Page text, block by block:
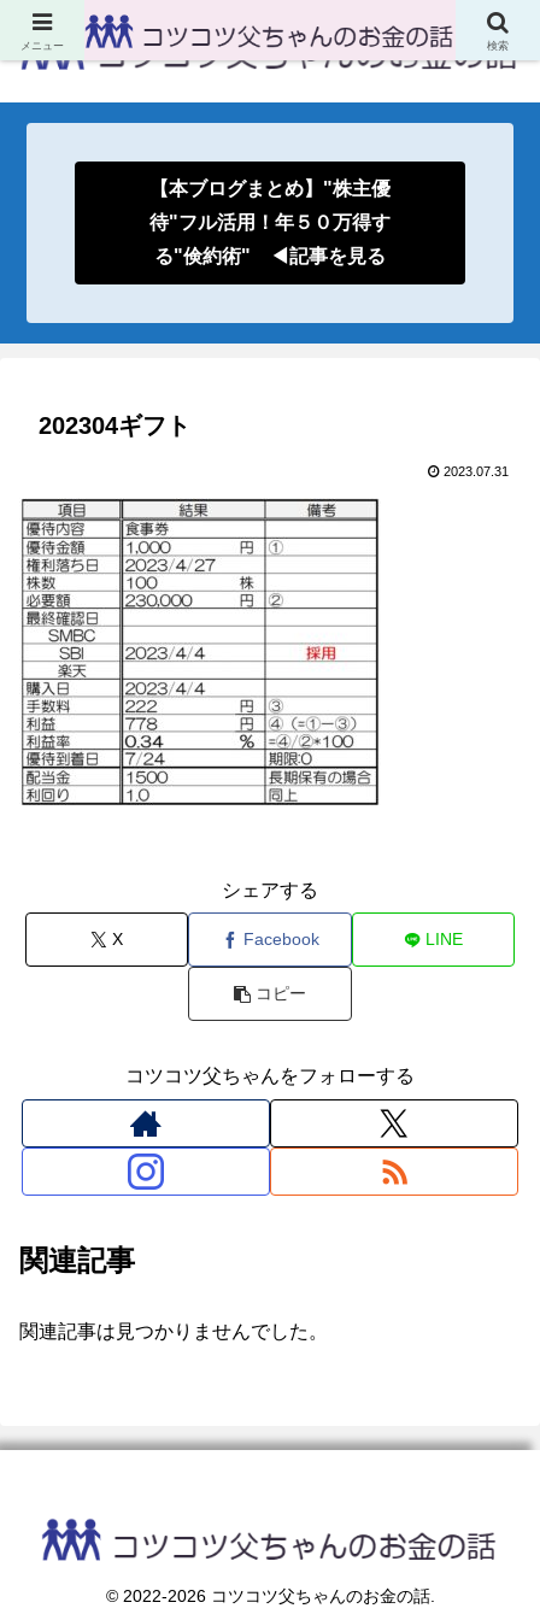
【本ブログまとめ】"株主優
待"フル活用！年５０万得す
る"倹約術" ◀記事を見る
202304ギフト
2023.07.31
シェアする
X Facebook LINE
コピー
コツコツ父ちゃんをフォローする
関連記事
関連記事は見つかりませんでした。
© 2022-2026 コツコツ父ちゃんのお金の話.
メニュー 検索